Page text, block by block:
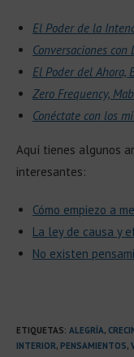
El Poder de la
Conversaciones
El Poder del Ahora,
Zero Frequency,
Conéctate con los
Aquí tienes algunos
interesantes:
Cómo empiezo a
La ley de causa y
No existen
ETIQUETAS: ALEGRÍA,
INTERIOR, PENSAMIENTOS,